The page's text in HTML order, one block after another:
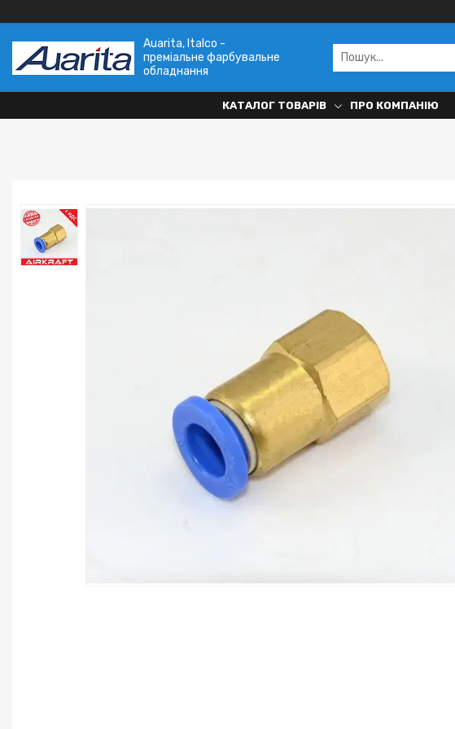
Auarita, Italco -
преміальне фарбувальне
обладнання
КАТАЛОГ ТОВАРІВ ПРО КОМПАНІЮ